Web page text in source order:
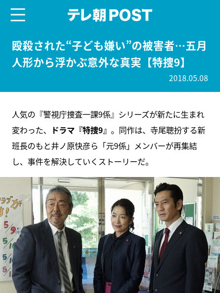
殴殺された“子ども嫌い”の被害者…五月
人形から浮かぶ意外な真実【特捜9】
2018.05.08
人気の『警視庁捜査一課9係』シリーズが新たに生まれ
変わった、
ドラマ『特捜9』 。同作は、寺尾聰扮する新
班長のもと井ノ原快彦ら「元9係」メンバーが再集結
し、事件を解決していくストーリーだ。